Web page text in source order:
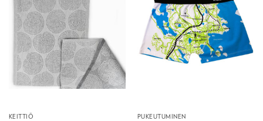
KEITTIÖ PUKEUTUMINEN